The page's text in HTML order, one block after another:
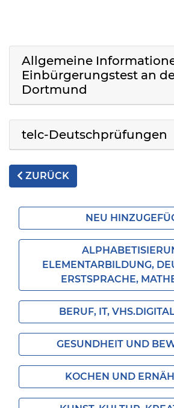
Allgemeine
Einbürgerungstest an
Dortmund
telc-Deutschprüfungen
ZURÜCK
NEU
ELEMENTARBILDUNG,
ERSTSPRACHE,
BERUF, IT,
GESUNDHEIT UND
KOCHEN UND